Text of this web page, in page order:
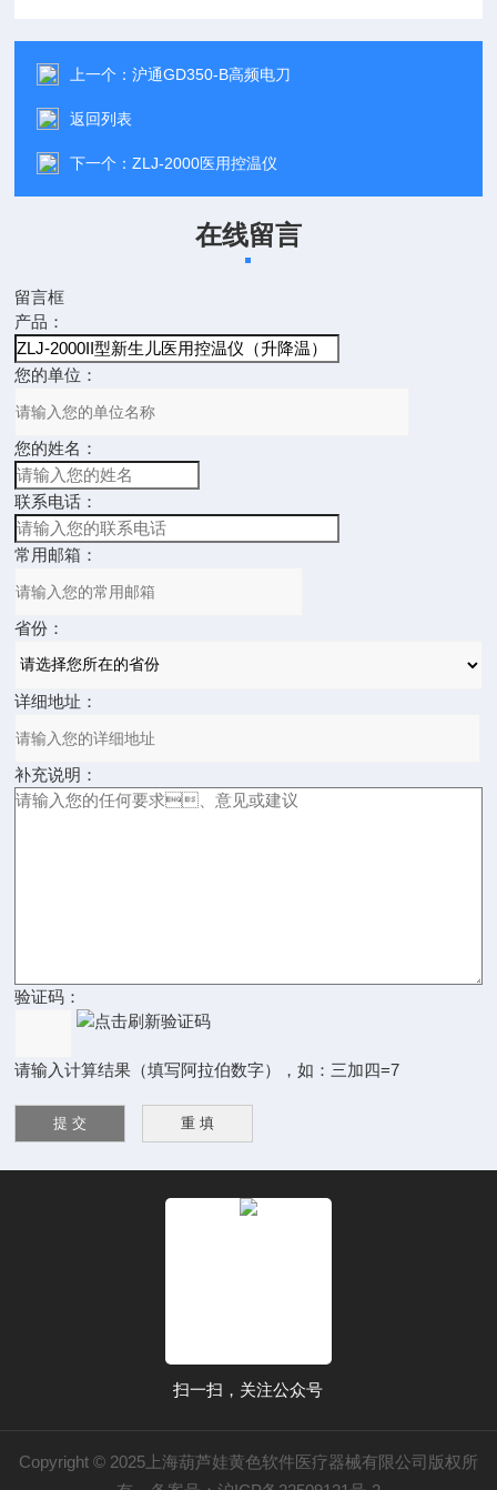
上一个：沪通GD350-B高频电刀
返回列表
下一个：ZLJ-2000医用控温仪
在线留言
留言框
产品：
您的单位：
您的姓名：
联系电话：
常用邮箱：
省份：
详细地址：
补充说明：
验证码：
请输入计算结果（填写阿拉伯数字），如：三加四=7
扫一扫，关注公众号
Copyright © 2025上海葫芦娃黄色软件医疗器械有限公司版权所